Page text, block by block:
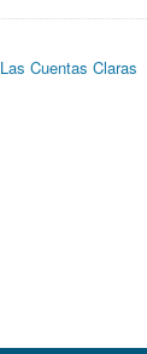
Las Cuentas Claras